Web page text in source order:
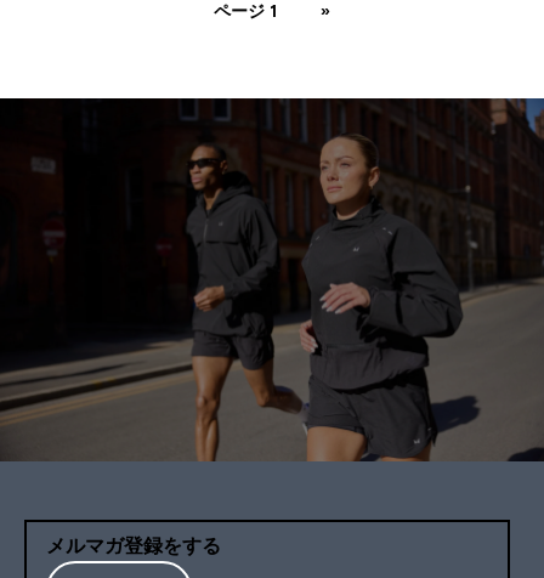
ページ 1 »
メルマガ登録をする